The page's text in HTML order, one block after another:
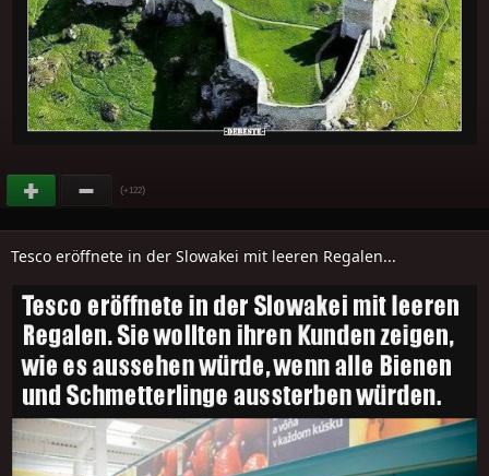
(+122)
Tesco eröffnete in der Slowakei mit leeren Regalen...